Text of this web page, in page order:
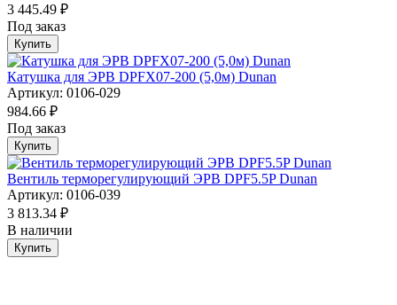
3 445.49 ₽
Под заказ
Купить
Катушка для ЭРВ DPFX07-200 (5,0м) Dunan
Артикул: 0106-029
984.66 ₽
Под заказ
Купить
Вентиль терморегулирующий ЭРВ DPF5.5P Dunan
Артикул: 0106-039
3 813.34 ₽
В наличии
Купить